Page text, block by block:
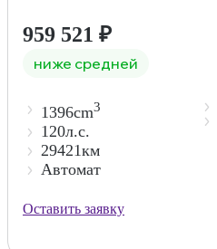
959 521 ₽
ниже средней
1396cm3
120л.с.
29421км
Автомат
Оставить заявку